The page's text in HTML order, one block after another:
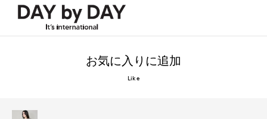
お気に入りに追加
Like